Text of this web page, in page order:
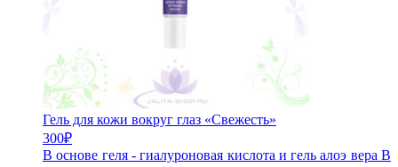
Гель для кожи вокруг глаз «Свежесть»
300₽
В основе геля - гиалуроновая кислота и гель алоэ вера В